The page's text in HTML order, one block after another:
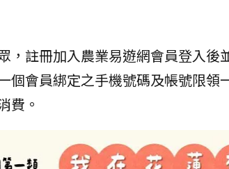
，註冊加入農業易遊網會員登入
個會員綁定之手機號碼及帳號限
費。